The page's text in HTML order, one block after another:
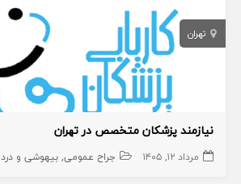
تهران
نیازمند پزشکان متخصص در تهران
مرداد ۱۲, ۱۴۰۵ جراح عمومی بیهوشی و درد